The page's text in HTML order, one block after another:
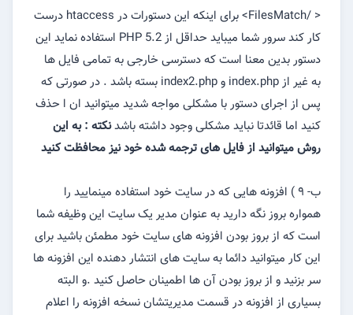
< /FilesMatch> برای اینکه این دستورات در htaccess درست
کار کند سرور شما میباید حداقل از PHP 5.2 استفاده نماید این
دستور بدین معنا است که دسترسی خارجی به تمامی فایل ها
به غیر از index.php و index2.php بسته باشد . در صورتی که
پس از اجرای دستور با مشکلی مواجه شدید میتوانید ان ا حذف
کنید اما قائدتا نباید مشکلی وجود داشته باشدنکته : به این
روش میتوانید از فایل های ترجمه شده خود نیز محافظت کنید
ب- ۹ ) افزونه هایی که در سایت خود استفاده مینمایید را
همواره بروز نگه دارید به عنوان مدیر یک سایت این وظیفه شما
است که از بروز بودن افزونه های سایت خود مطمئن باشید برای
این کار میتوانید دائما به سایت های انتشار دهنده این افزونه ها
سر بزنید و از بروز بودن آن ها اطمینان حاصل کنید .و البته
بسیاری از افزونه در قسمت مدیریتشان نسخه افزونه را اعلام